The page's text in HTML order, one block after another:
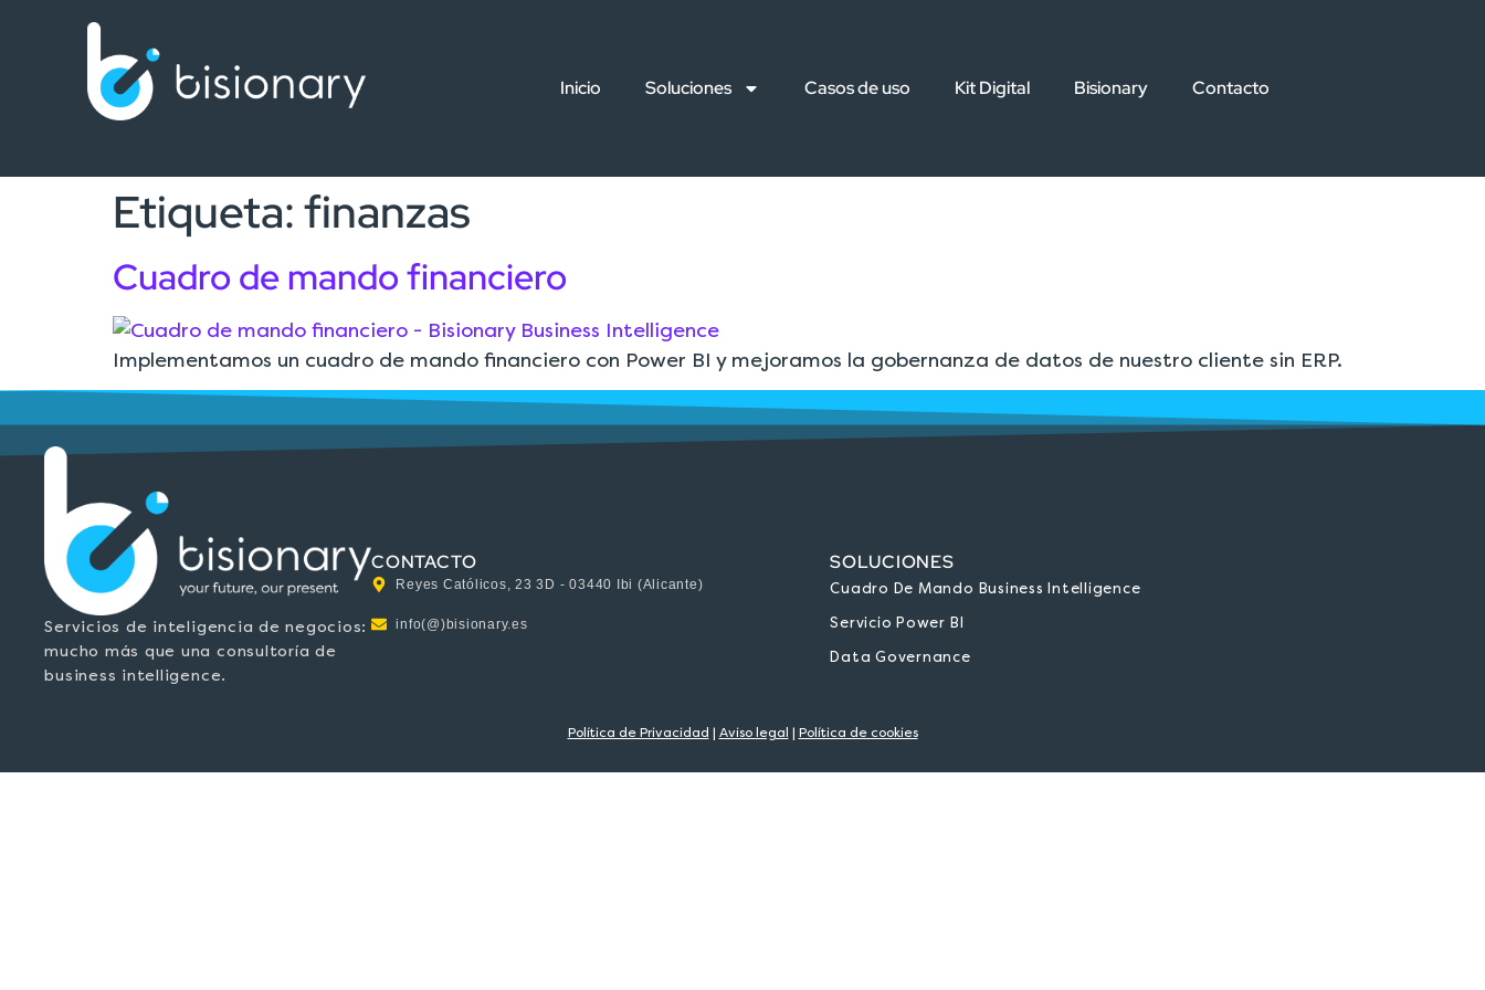
Inicio Soluciones Casos de uso Kit Digital Bisionary Contacto
Etiqueta:finanzas
Cuadro de mando financiero
Implementamos un cuadro de mando financiero con Power BI y mejoramos la gobernanza de datos de nuestro cliente sin ERP.
Servicios de inteligencia de negocios:
mucho más que una consultoría de
business intelligence.
CONTACTO
Reyes Católicos, 23 3D - 03440 Ibi (Alicante)
info(@)bisionary.es
SOLUCIONES
Cuadro De Mando Business Intelligence
Servicio Power BI
Data Governance
Política de Privacidad | Aviso legal | Política de cookies